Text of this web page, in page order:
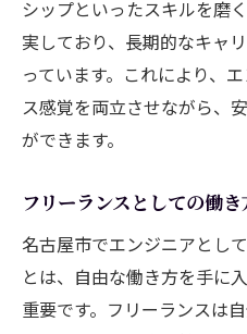
シップといったスキルを磨
実しており、長期的なキャ
っています。これにより、
ス感覚を両立させながら、
ができます。
フリーランスとしての働
名古屋市でエンジニアとし
とは、自由な働き方を手に
重要です。フリーランスは